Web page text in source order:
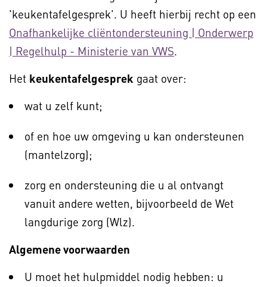
'keukentafelgesprek'. U heeft hierbij recht op een
Onafhankelijke cliëntondersteuning | Onderwerp
| Regelhulp - Ministerie van VWS.
Het keukentafelgesprek gaat over:
wat u zelf kunt;
of en hoe uw omgeving u kan ondersteunen
(mantelzorg);
zorg en ondersteuning die u al ontvangt
vanuit andere wetten, bijvoorbeeld de Wet
langdurige zorg (Wlz).
Algemene voorwaarden
U moet het hulpmiddel nodig hebben: u